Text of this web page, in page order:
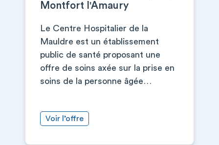
Montfort l'Amaury
Le Centre Hospitalier de la
Mauldre est un établissement
public de santé proposant une
offre de soins axée sur la prise en
soins de la personne âgée…
Voir l’offre